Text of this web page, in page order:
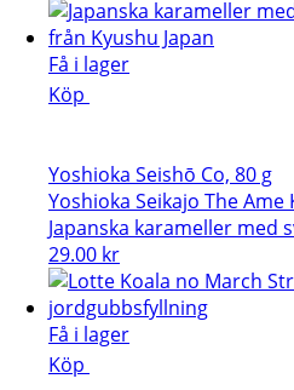
Få i lager
Köp
Yoshioka Seishō Co, 80 g
Yoshioka Seikajo The
Japanska karameller med
29.00 kr
Få i lager
Köp